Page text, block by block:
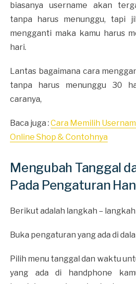
biasanya username akan
tanpa harus menunggu, tapi
mengganti maka kamu harus
hari.
Lantas bagaimana cara
tanpa harus menunggu 30
caranya,
Baca juga : Cara Memilih
Online Shop & Contohnya
Mengubah Tanggal
Pada Pengaturan
Berikut adalah langkah –
Buka pengaturan yang ada di
Pilih menu tanggal dan waktu
yang ada di handphone